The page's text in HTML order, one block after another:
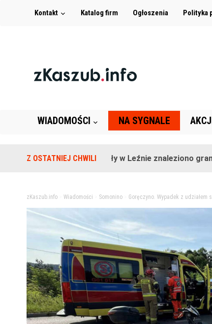
Kontakt Katalog firm Ogłoszenia Polityka
WIADOMOŚCI NA SYGNALE
Z OSTATNIEJ CHWILI
Na terenie szkoły w Leźnie znaleziono granat!
zKaszub.info> Wiadomości Somonino> Goręczyno. Wypadek z udziałem